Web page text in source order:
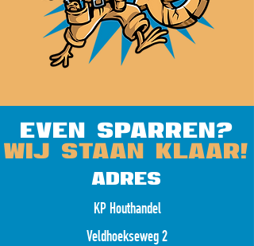
even sparren?
wij staan klaar!
adres
KP Houthandel
Veldhoekseweg 2